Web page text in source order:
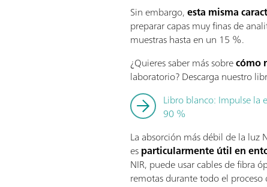
Sin embargo,esta misma
preparar capas muy finas de
muestras hasta en un 15 %.
¿Quieres saber más sobrecómo
laboratorio? Descarga nuestro
Libro blanco: Impulse la
90 %
La absorción más débil de la luz
esparticularmente útil en
NIR, puede usar cables de fibra
remotas durante todo el